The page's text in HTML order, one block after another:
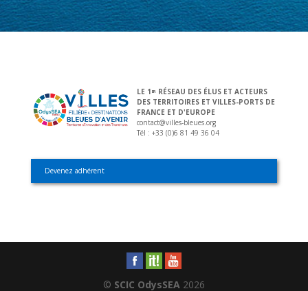
LE 1 ER
RÉSEAU DES ÉLUS ET ACTEURS
DES TERRITOIRES ET VILLES-PORTS DE
FRANCE ET D'EUROPE
contact@villes-bleues.org
Tél : +33 (0)6 81 49 36 04
Devenez adhérent
© SCIC OdysSEA2026